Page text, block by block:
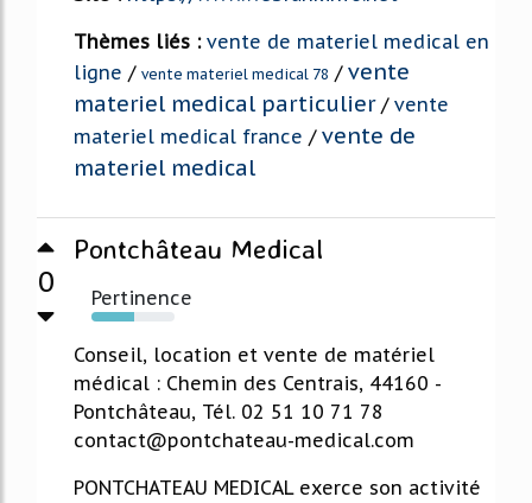
Thèmes liés : vente de materiel medical en
ligne / vente materiel medical 78 / vente
materiel medical particulier/ vente
materiel medical france / vente de
materiel medical
0
Pontchâteau Medical
Pertinence
52%
Conseil, location et vente de matériel
médical : Chemin des Centrais, 44160 -
Pontchâteau, Tél. 02 51 10 71 78
contact@pontchateau-medical.com
PONTCHATEAU MEDICAL exerce son activité